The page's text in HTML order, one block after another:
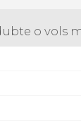
o vols